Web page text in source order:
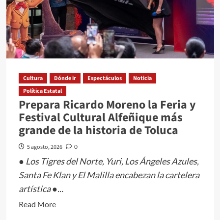
Cultura Dónde ir Espectáculos
Noticia
Política Estatal
Prepara Ricardo Moreno la Feria y
Festival Cultural Alfeñique más
grande de la historia de Toluca
5 agosto, 2026 0
● Los Tigres del Norte, Yuri, Los Ángeles Azules,
Santa Fe Klan y El Malilla encabezan la cartelera
artística ●...
Read MoreRead